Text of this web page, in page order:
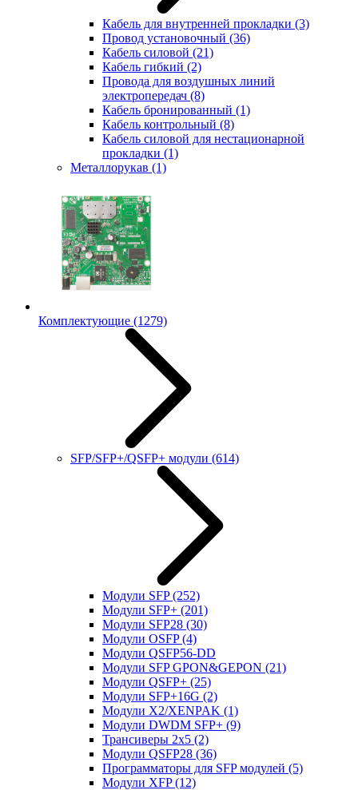
Кабель для внутренней прокладки (3)
Провод установочный (36)
Кабель силовой (21)
Кабель гибкий (2)
Провода для воздушных линий
электропередач (8)
Кабель бронированный (1)
Кабель контрольный (8)
Кабель силовой для нестационарной
прокладки (1)
Металлорукав (1)
Комплектующие (1279)
SFP/SFP+/QSFP+ модули (614)
Модули SFP(252)
Модули SFP+ (201)
Модули SFP28 (30)
Модули OSFP(4)
Модули QSFP56-DD
Модули SFP GPON&GEPON (21)
Модули QSFP+ (25)
Модули SFP+16G (2)
Модули X2/XENPAK (1)
Модули DWDM SFP+ (9)
Трансиверы 2x5 (2)
Модули QSFP28 (36)
Программаторы для SFP модулей (5)
Модули XFP(12)